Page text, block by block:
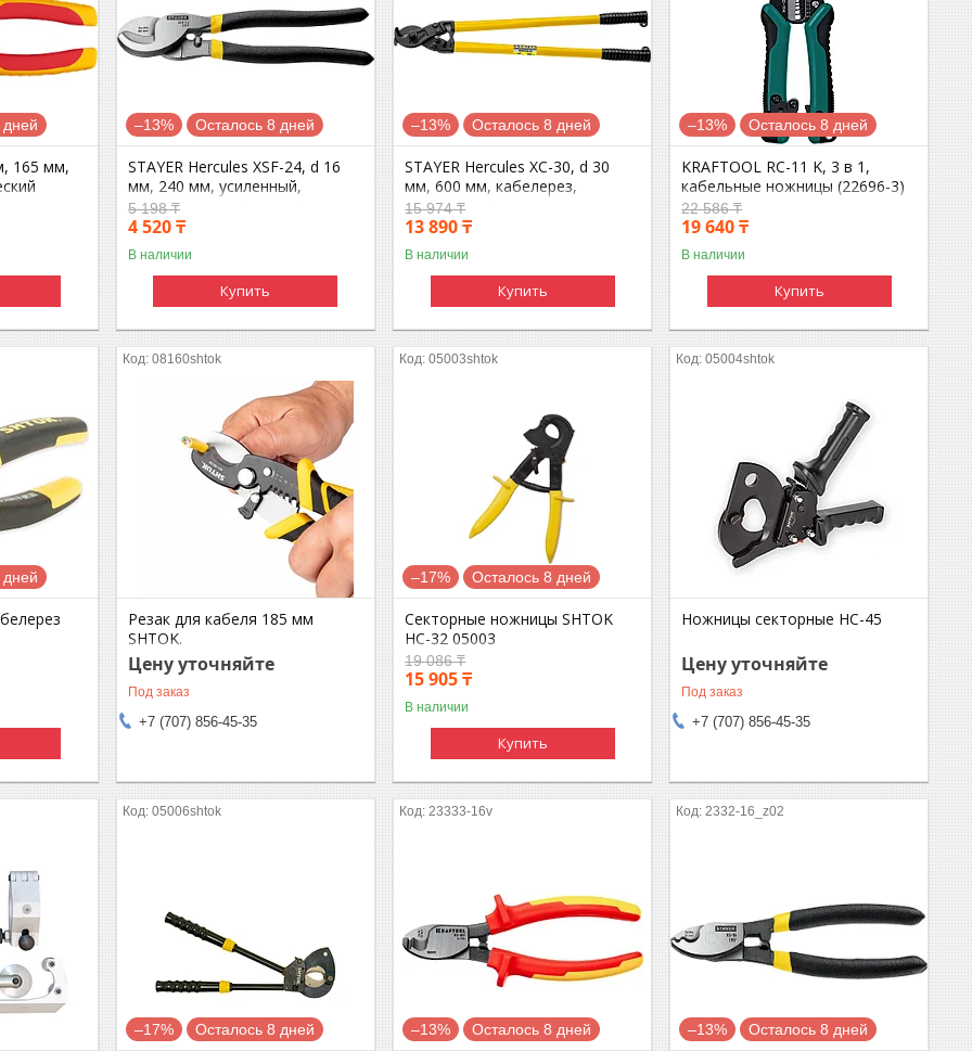
165 мм,
–13% Осталось 8 дней
STAYER Hercules XSF-24, d 16
мм, 240 мм, усиленный,
кабелерез, Professional (2333-
25)
5 198 ₸
4 520 ₸
В наличии
Купить
–13% Осталось 8 дней
STAYER Hercules XC-30, d 30
мм, 600 мм, кабелерез,
Professional (2334-60)
15 974 ₸
13 890 ₸
В наличии
Купить
–13% Осталось 8 дней
KRAFTOOL RC-11 K, 3 в 1,
кабельные ножницы (22696-3)
22 586 ₸
19 640 ₸
В наличии
Купить
08160shtok
Резак для кабеля 185 мм
SHTOK.
Цену уточняйте
Под заказ
+7 (707) 856-45-35
05003shtok
–17% Осталось 8 дней
Секторные ножницы SHTOK
НС-32 05003
19 086 ₸
15 905 ₸
В наличии
Купить
05004shtok
Ножницы секторные НС-45
Цену уточняйте
Под заказ
+7 (707) 856-45-35
05006shtok
–17% Осталось 8 дней
23333-16v
–13% Осталось 8 дней
2332-16_z02
–13% Осталось 8 дней